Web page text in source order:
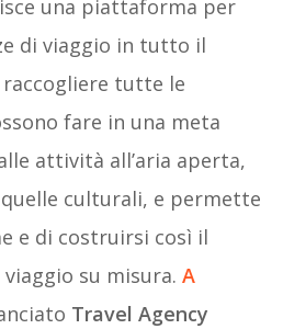
una piattaforma per
di viaggio in tutto il
raccogliere tutte le
fare in una meta
attività all’aria aperta,
culturali, e permette
e di costruirsi così il
su misura. A
Travel Agency